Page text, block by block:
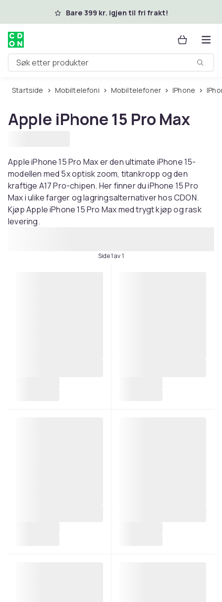
Hopp til hovedinnholdBare 399 kr. igjen til fri frakt!
Søk etter produkter
Startside Mobiltelefoni Mobiltelefoner iPhone
Apple iPhone 15 Pro Max
Apple iPhone 15 Pro Max er den ultimate iPhone 15-
modellen med 5x optisk zoom, titankropp og den
kraftige A17 Pro-chipen. Her finner du iPhone 15 Pro
Max i ulike farger og lagringsalternativer hos CDON.
Kjøp Apple iPhone 15 Pro Max med trygt kjøp og rask
levering.
Side 1 av 1